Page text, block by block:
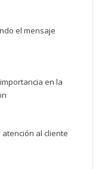
el mensaje
en la
al cliente